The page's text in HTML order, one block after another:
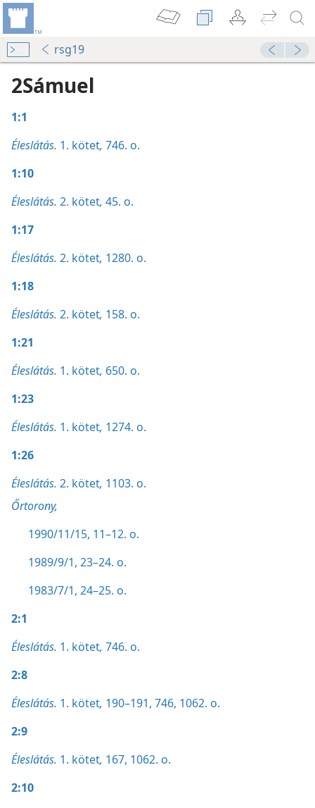
rsg19
2Sámuel
1:1
Éleslátás. 1. kötet, 746. o.
1:10
Éleslátás. 2. kötet, 45. o.
1:17
Éleslátás. 2. kötet, 1280. o.
1:18
Éleslátás. 2. kötet, 158. o.
1:21
Éleslátás. 1. kötet, 650. o.
1:23
Éleslátás. 1. kötet, 1274. o.
1:26
Éleslátás. 2. kötet, 1103. o.
Őrtorony,
1990/11/15, 11–12. o.
1989/9/1, 23–24. o.
1983/7/1, 24–25. o.
2:1
Éleslátás. 1. kötet, 746. o.
2:8
Éleslátás. 1. kötet, 190–191, 746, 1062. o.
2:9
Éleslátás. 1. kötet, 167, 1062. o.
2:10